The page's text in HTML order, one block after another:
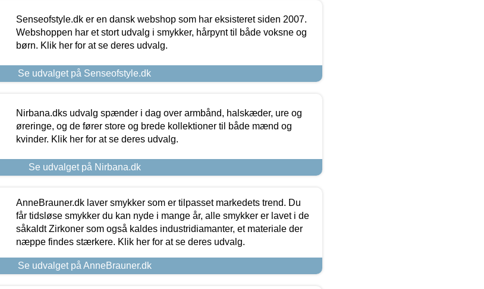
Senseofstyle.dk er en dansk webshop som har eksisteret siden 2007.
Webshoppen har et stort udvalg i smykker, hårpynt til både voksne og
børn. Klik her for at se deres udvalg.
Se udvalget på Senseofstyle.dk
Nirbana.dks udvalg spænder i dag over armbånd, halskæder, ure og
øreringe, og de fører store og brede kollektioner til både mænd og
kvinder. Klik her for at se deres udvalg.
Se udvalget på Nirbana.dk
AnneBrauner.dk laver smykker som er tilpasset markedets trend. Du
får tidsløse smykker du kan nyde i mange år, alle smykker er lavet i de
såkaldt Zirkoner som også kaldes industridiamanter, et materiale der
næppe findes stærkere. Klik her for at se deres udvalg.
Se udvalget på AnneBrauner.dk